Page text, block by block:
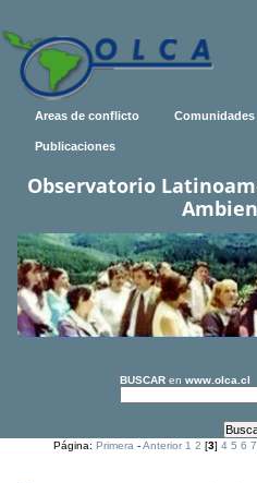
Areas de conflicto Comunidades
Publicaciones
Observatorio
BUSCAR en www.olca.cl
Página:Primera -Anterior 1 2 [3]4 5 6 7